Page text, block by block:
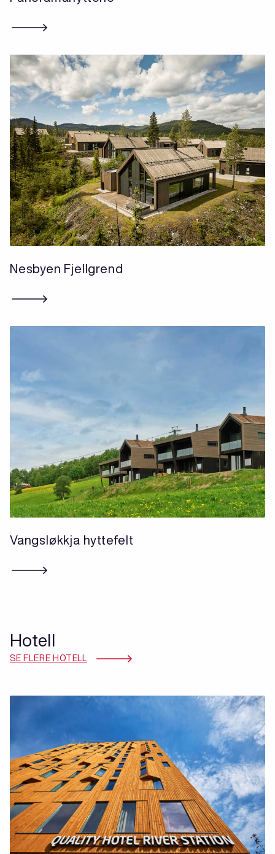
Nesbyen Fjellgrend
Vangsløkkja hyttefelt
Hotell
SE FLERE HOTELL